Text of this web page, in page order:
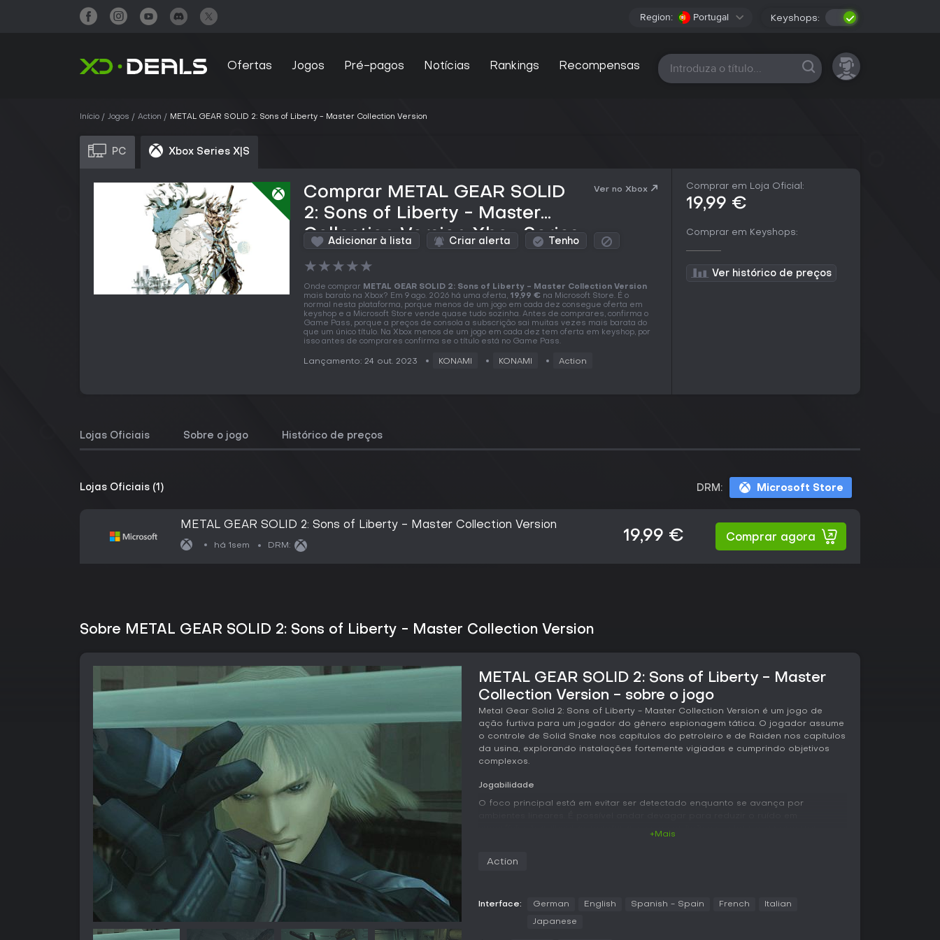
Region: Portugal Keyshops:
Ofertas Jogos Pré-pagos Notícias Rankings Recompensas Todas as plataformas
Início Jogos Action METAL GEAR SOLID 2: Sons of Liberty - Master Collection Version
PC Xbox Series X|S
Comprar METAL GEAR SOLID
2: Sons of Liberty - Master
Collection Version Xbox Series
Ver no Xbox
Adicionar à lista Criar alerta Tenho
★★★★★
Onde comprar METAL GEAR SOLID 2: Sons of Liberty - Master Collection Version
mais barato na Xbox? Em 9 ago. 2026 há uma oferta, 19,99 € na Microsoft Store. É o
normal nesta plataforma, porque menos de um jogo em cada dez consegue oferta em
keyshop e a Microsoft Store vende quase tudo sozinha. Antes de comprares, confirma o
Game Pass, porque a preços de consola a subscrição sai muitas vezes mais barata do
que um único título. Na Xbox menos de um jogo em cada dez tem oferta em keyshop, por
isso antes de comprares confirma se o título está no Game Pass.
Lançamento: 24 out. 2023 KONAMI KONAMI Action
Comprar em Loja Oficial:
19,99 €
Comprar em Keyshops:
Ver histórico de preços
Lojas Oficiais Sobre o jogo Histórico de preços
Lojas Oficiais (1) DRM: Microsoft Store
METAL GEAR SOLID 2: Sons of Liberty - Master Collection Version
há 1sem DRM:
19,99 € Comprar agora
Sobre METAL GEAR SOLID 2: Sons of Liberty - Master Collection Version
METAL GEAR SOLID 2: Sons of Liberty - Master
Collection Version - sobre o jogo
Metal Gear Solid 2: Sons of Liberty - Master Collection Version é um jogo de
ação furtiva para um jogador do gênero espionagem tática. O jogador assume
o controle de Solid Snake nos capítulos do petroleiro e de Raiden nos capítulos
da usina, explorando instalações fortemente vigiadas e cumprindo objetivos
complexos.
Jogabilidade
O foco principal está em evitar ser detectado enquanto se avança por
com o cenário.
respostas como pedidos de reforço via rádio e manobras de flanqueamento. O
cobertura para atirar rapidamente ou recorrer a métodos não letais, como
+Mais
Action
Interface: German English Spanish - Spain French Italian
Japanese